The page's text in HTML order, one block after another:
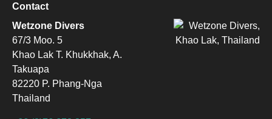
Contact
Wetzone Divers
67/3 Moo. 5
Khao Lak T. Khukkhak, A.
Takuapa
82220 P. Phang-Nga
Thailand